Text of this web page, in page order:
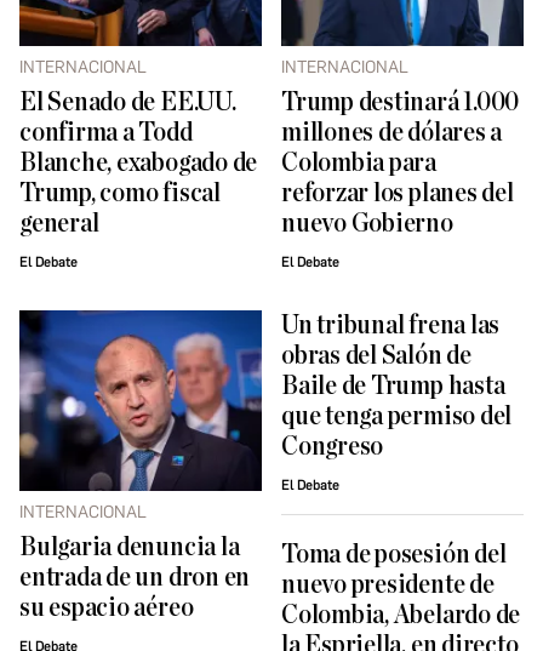
INTERNACIONAL
El Senado de EE.UU.
confirma a Todd
Blanche, exabogado de
Trump, como fiscal
general
El Debate
INTERNACIONAL
Trump destinará 1.000
millones de dólares a
Colombia para
reforzar los planes del
nuevo Gobierno
El Debate
INTERNACIONAL
Bulgaria denuncia la
entrada de un dron en
su espacio aéreo
El Debate
Un tribunal frena las
obras del Salón de
Baile de Trump hasta
que tenga permiso del
Congreso
El Debate
Toma de posesión del
nuevo presidente de
Colombia, Abelardo de